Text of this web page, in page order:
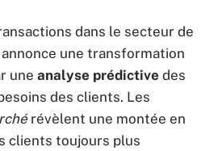
dans le secteur de
une transformation
une analyse prédictive des
des clients. Les
révèlent une montée en
clients toujours plus